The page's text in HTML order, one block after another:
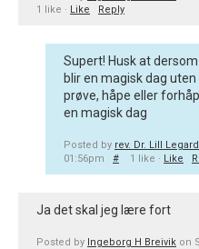
1 like · Like Reply
Supert! Husk at
blir en magisk dag
prøve, håpe eller
en magisk dag
Posted by rev. Dr. Lill Legard
01:56pm
# 1 like · Like
Ja det skal jeg lære fort
Posted by Ingeborg H Breivik on